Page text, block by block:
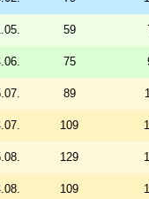
59
75
89
109
129
109